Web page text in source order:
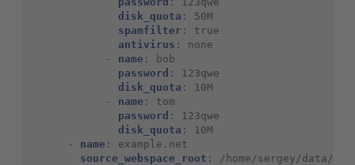
disk_quota :
50M
spamfilter :
true
antivirus :
none
-
name :
bob
password :
123qwe
disk_quota :
10M
-
name :
tom
password :
123qwe
disk_quota :
10M
-
name :
example.net
source_webspace_root :
/home/sergey/data/